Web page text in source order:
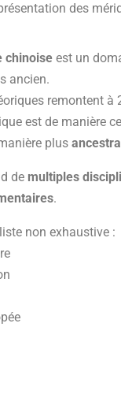
des
chinoise est un
ancien.
remontent à
est de manière
plus
de multiples
.
non exhaustive :